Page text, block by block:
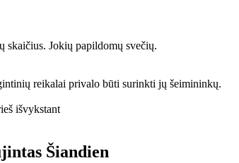
skaičius. Jokių papildomų svečių.
reikalai privalo būti surinkti jų šeimininkų.
išvykstant
Šiandien